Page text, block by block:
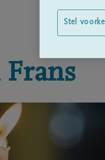
Frans
Stel